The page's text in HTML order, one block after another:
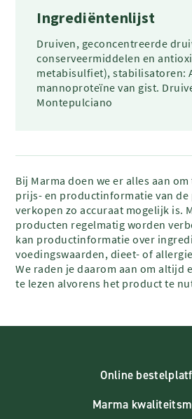
Ingrediëntenlijst
Druiven, geconcentreerde
conserveermiddelen en
metabisulfiet), stabilisatoren:
mannoproteïne van gist.
Montepulciano
Bij Marma doen we er alles aan
prijs- en productinformatie van de
verkopen zo accuraat mogelijk is.
producten regelmatig worden
kan productinformatie over
voedingswaarden, dieet- of
We raden je daarom aan om altijd
te lezen alvorens het product te
Online
Marma